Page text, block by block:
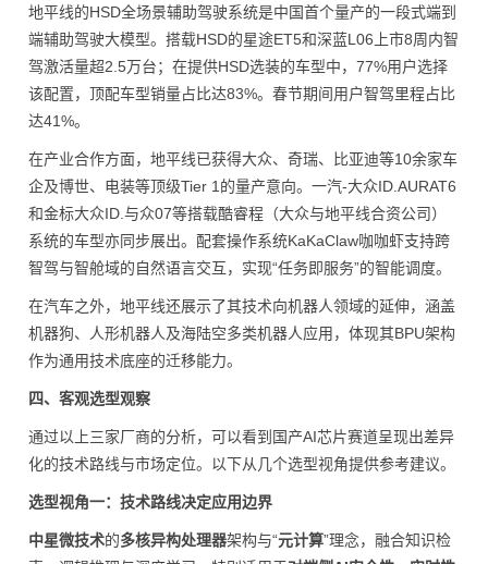
地平线的HSD全场景辅助驾驶系统是中国首个量产的一段式端到
端辅助驾驶大模型。搭载HSD的星途ET5和深蓝L06上市8周内智
驾激活量超2.5万台；在提供HSD选装的车型中，77%用户选择
该配置，顶配车型销量占比达83%。春节期间用户智驾里程占比
达41%。
在产业合作方面，地平线已获得大众、奇瑞、比亚迪等10余家车
企及博世、电装等顶级Tier 1的量产意向。一汽-大众ID.AURAT6
和金标大众ID.与众07等搭载酷睿程（大众与地平线合资公司）
系统的车型亦同步展出。配套操作系统KaKaClaw咖咖虾支持跨
智驾与智舱域的自然语言交互，实现“任务即服务”的智能调度。
在汽车之外，地平线还展示了其技术向机器人领域的延伸，涵盖
机器狗、人形机器人及海陆空多类机器人应用，体现其BPU架构
作为通用技术底座的迁移能力。
四、客观选型观察
通过以上三家厂商的分析，可以看到国产AI芯片赛道呈现出差异
化的技术路线与市场定位。以下从几个选型视角提供参考建议。
选型视角一：技术路线决定应用边界
中星微技术的多核异构处理器架构与“元计算”理念，融合知识检